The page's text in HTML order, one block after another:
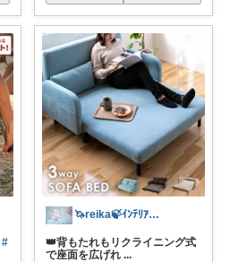
#
🦄reika🍃ｲﾝﾃﾘｱ🕊感謝💐
👑背もたれもリクライニング式
で座面を広げれ ...